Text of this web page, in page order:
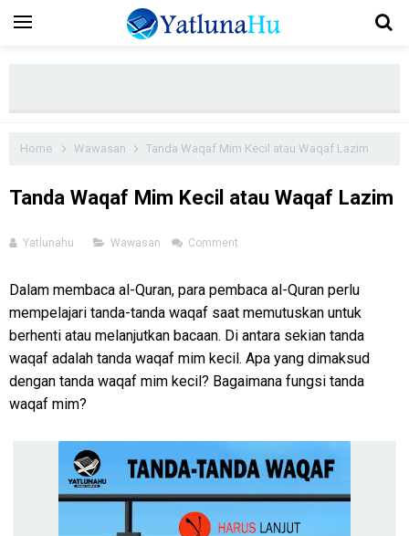
Home Wawasan Tanda Waqaf Mim Kecil atau Waqaf Lazim
Tanda Waqaf Mim Kecil atau Waqaf Lazim
Yatlunahu Wawasan Comment
Dalam membaca al-Quran, para pembaca al-Quran perlu
mempelajari tanda-tanda waqaf saat memutuskan untuk
berhenti atau melanjutkan bacaan. Di antara sekian tanda
waqaf adalah tanda waqaf mim kecil. Apa yang dimaksud
dengan tanda waqaf mim kecil? Bagaimana fungsi tanda
waqaf mim?